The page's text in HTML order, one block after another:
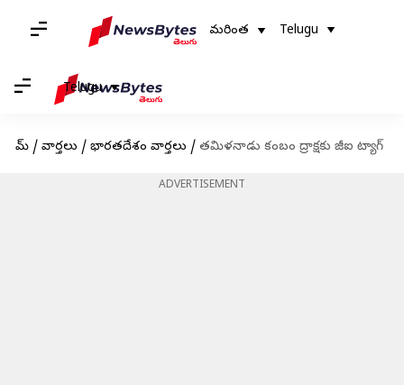
మరింత Telugu
Telugu
హోమ్ / వార్తలు / భారతదేశం వార్తలు / తమిళనాడు కంబం ద్రాక్షకు జీఐ ట్యాగ్
ADVERTISEMENT